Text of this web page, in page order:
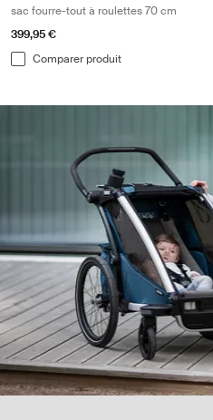
sac fourre-tout à roulettes 70 cm
399,95 €
Comparer produit